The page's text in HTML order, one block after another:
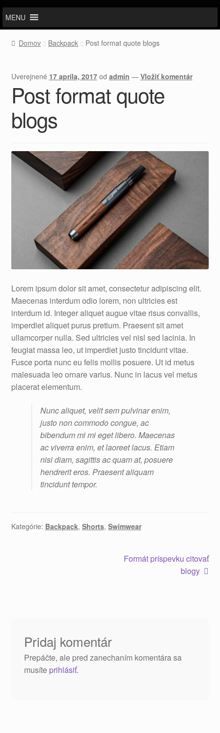
MENU
Domov Backpack Post format quote blogs
Uverejnené 17 apríla, 2017 od admin — Vložiť komentár
Post format quote
blogs
Lorem ipsum dolor sit amet, consectetur adipiscing elit.
Maecenas interdum odio lorem, non ultricies est
interdum id. Integer aliquet augue vitae risus convallis,
imperdiet aliquet purus pretium. Praesent sit amet
ullamcorper nulla. Sed ultricies vel nisl sed lacinia. In
feugiat massa leo, ut imperdiet justo tincidunt vitae.
Fusce porta nunc eu felis mollis posuere. Ut id metus
malesuada leo ornare varius. Nunc in lacus vel metus
placerat elementum.
Nunc aliquet, velit sem pulvinar enim,
justo non commodo congue, ac
bibendum mi mi eget libero. Maecenas
ac viverra enim, et laoreet lacus. Etiam
nisi diam, sagittis ac quam at, posuere
hendrerit eros. Praesent aliquam
tincidunt tempor.
Kategórie: Backpack, Shorts, Swimwear
Formát príspevku citovať
blogy
Pridaj komentár
Prepáčte, ale pred zanechaním komentára sa
musíte prihlásiť.